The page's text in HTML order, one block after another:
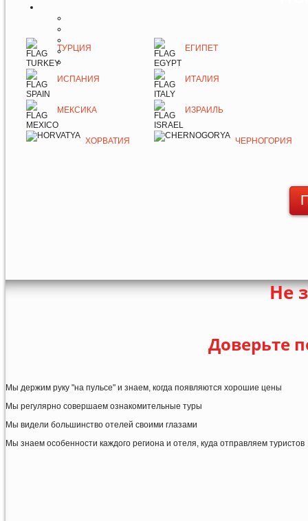
ТУРЦИЯ ЕГИПЕТ
ИСПАНИЯ ИТАЛИЯ
МЕКСИКА ИЗРАИЛЬ
ХОРВАТИЯ ЧЕРНОГОРИЯ
Не
Доверьте
Мы держим руку "на пульсе" и знаем, когда появляются хорошие цены
Мы регулярно совершаем ознакомительные туры
Мы видели большинство отелей своими глазами
Мы знаем особенности каждого региона и отеля, куда отправляем туристов